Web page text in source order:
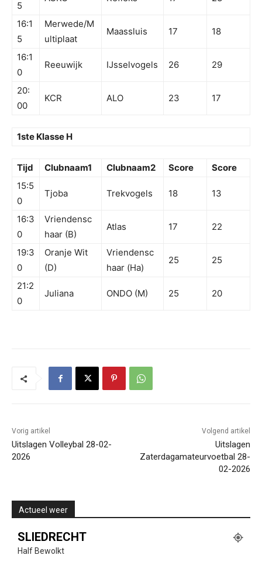
5
16:1
5
Merwede/M
ultiplaat
Maassluis 17 18
16:1
0
Reeuwijk IJsselvogels 26 29
20:
00
KCR ALO 23 17
1ste Klasse H
Tijd Clubnaam1 Clubnaam2 Score
Score
15:5
0
Tjoba Trekvogels 18 13
16:3
0
Vriendensc
haar (B)
Atlas 17 22
19:3
0
Oranje Wit
(D)
Vriendensc
haar (Ha)
25 25
21:2
0
Juliana ONDO (M) 25 20
Vorig artikel
Uitslagen Volleybal 28-02-
2026
Volgend artikel
Uitslagen
Zaterdagamateurvoetbal 28-
02-2026
Actueel weer
SLIEDRECHT
Half Bewolkt